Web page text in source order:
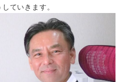
ていきます。